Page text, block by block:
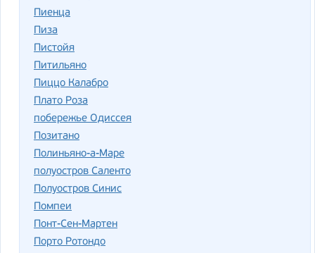
Пиенца
Пиза
Пистойя
Питильяно
Пиццо Калабро
Плато Роза
побережье Одиссея
Позитано
Полиньяно-а-Маре
полуостров Саленто
Полуостров Синис
Помпеи
Понт-Сен-Мартен
Порто Ротондо